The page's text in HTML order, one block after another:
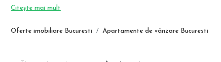
Oferte imobiliare Bucuresti Apartamente de vânzare Bucuresti
Pret: 127.500 Euro+TVA
oferă un echilibru ideal între confort, accesibilitate și rafinament.
Citește mai mult